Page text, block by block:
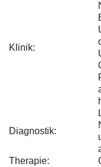
Klinik:
Diagnostik:
Therapie: